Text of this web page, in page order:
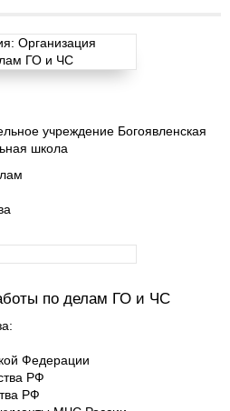
учреждение Богоявленская
школа
по делам ГО и ЧС
Федерации
РФ
РФ